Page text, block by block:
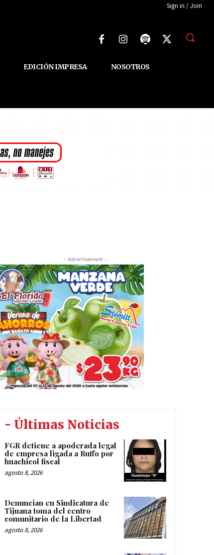
Sign in / Join
EDICIÓN IMPRESA NOSOTROS
- Advertisement -
- Últimas Noticias
FGR detiene a apoderada legal
de empresa ligada a Ruffo por
huachicol fiscal
agosto 8, 2026
Denuncian en Sindicatura de
Tijuana toma del centro
comunitario de la Libertad
agosto 8, 2026